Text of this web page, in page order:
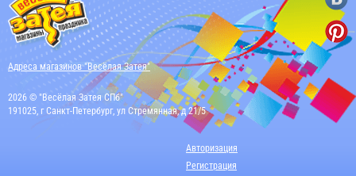
Адреса магазинов "Весёлая Затея"
2026 © "Весёлая Затея СПб"
191025, г Санкт-Петербург, ул Стремянная, д 21/5
Авторизация
Регистрация